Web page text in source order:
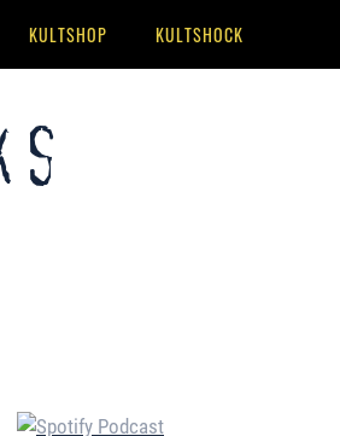
KULTSHOP KULTSHOCK